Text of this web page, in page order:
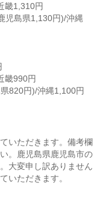
畿1,310円
児島県1,130円)/沖縄
畿990円
820円)/沖縄1,100円
いただきます。備考欄
。鹿児島県鹿児島市の
大変申し訳ありません
いただきます。